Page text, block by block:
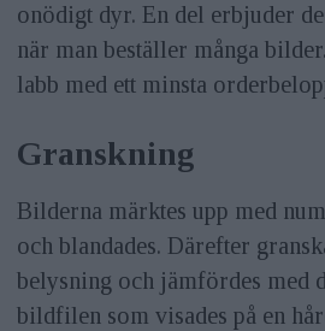
onödigt dyr. En del erbjuder
när man beställer många
labb med ett minsta
Granskning
Bilderna märktes upp med
och blandades. Därefter
belysning och jämfördes med
bildfilen som visades på en